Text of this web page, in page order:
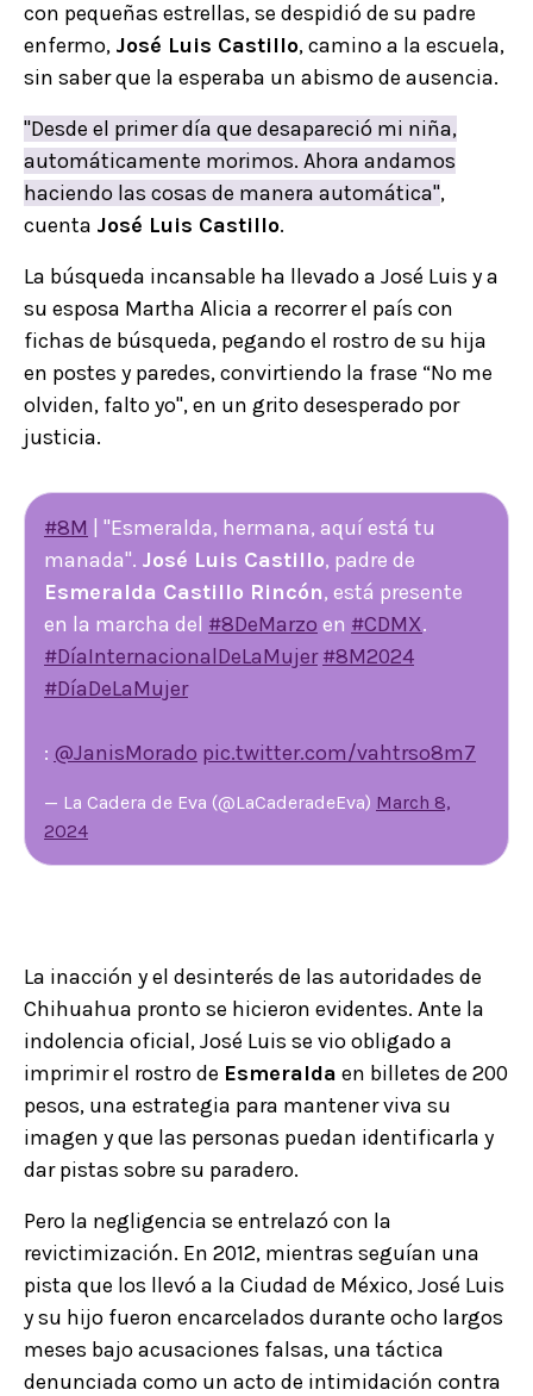
con pequeñas estrellas, se despidió de su padre
enfermo, José Luis Castillo, camino a la escuela,
sin saber que la esperaba un abismo de ausencia.
"Desde el primer día que desapareció mi niña,
automáticamente morimos. Ahora andamos
haciendo las cosas de manera automática",
cuenta José Luis Castillo.
La búsqueda incansable ha llevado a José Luis y a
su esposa Martha Alicia a recorrer el país con
fichas de búsqueda, pegando el rostro de su hija
en postes y paredes, convirtiendo la frase “No me
olviden, falto yo", en un grito desesperado por
justicia.
#8M | "Esmeralda, hermana, aquí está tu
manada". José Luis Castillo, padre de
Esmeralda Castillo Rincón, está presente
en la marcha del #8DeMarzo en #CDMX.
#DíaInternacionalDeLaMujer #8M2024
#DíaDeLaMujer
: @JanisMorado pic.twitter.com/vahtrso8m7
— La Cadera de Eva (@LaCaderadeEva) March 8,
2024
La inacción y el desinterés de las autoridades de
Chihuahua pronto se hicieron evidentes. Ante la
indolencia oficial, José Luis se vio obligado a
imprimir el rostro de Esmeralda en billetes de 200
pesos, una estrategia para mantener viva su
imagen y que las personas puedan identificarla y
dar pistas sobre su paradero.
Pero la negligencia se entrelazó con la
revictimización. En 2012, mientras seguían una
pista que los llevó a la Ciudad de México, José Luis
y su hijo fueron encarcelados durante ocho largos
meses bajo acusaciones falsas, una táctica
denunciada como un acto de intimidación contra